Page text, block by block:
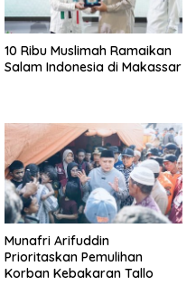
10 Ribu Muslimah Ramaikan
Salam Indonesia di Makassar
Munafri Arifuddin
Prioritaskan Pemulihan
Korban Kebakaran Tallo